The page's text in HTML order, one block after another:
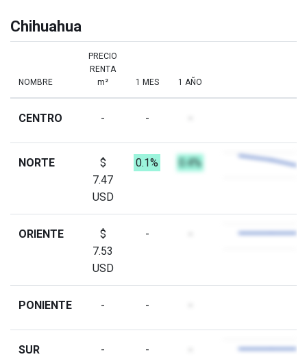
Chihuahua
NOMBRE
PRECIO
RENTA
m²
1 MES 1 AÑO
CENTRO - -
NORTE
$
7.47
USD
0.1% 0.4%
ORIENTE
$
7.53
USD
-
PONIENTE - -
SUR - -